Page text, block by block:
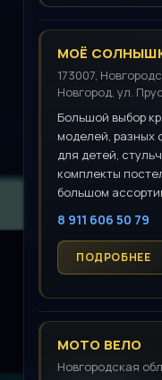
МОЁ
173007,
Новгород, ул.
Большой выбор
моделей, разных
для детей,
комплекты
большом
8 911 606 50 79
МОТО ВЕЛО
Новгородская